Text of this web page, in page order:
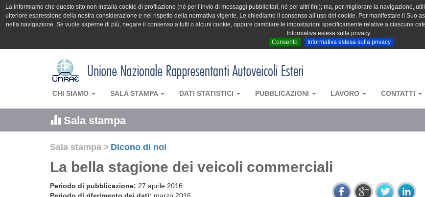
La informiamo che questo sito non installa cookie di profilazione (né per l’invio di messaggi pubblicitari, né per altri fini); ma, per migliorare la navigazione,
ulteriore espressione della nostra considerazione e nel rispetto della normativa vigente, Le chiediamo il consenso all’uso dei cookie. Per manifestare il Suo
nella navigazione. Se vuole saperne di più, negare il consenso a tutti o alcuni cookie, oppure cambiare le impostazioni specificamente relative a ciascuna
Informativa estesa sulla privacy.
Consento
Informativa estesa sulla privacy
CHI SIAMO SALA STAMPA DATI STATISTICI PUBBLICAZIONI LAVORO CONTATTI
Sala stampa
Sala stampa > Dicono di noi
La bella stagione dei veicoli commerciali
Periodo di pubblicazione: 27 aprile 2016